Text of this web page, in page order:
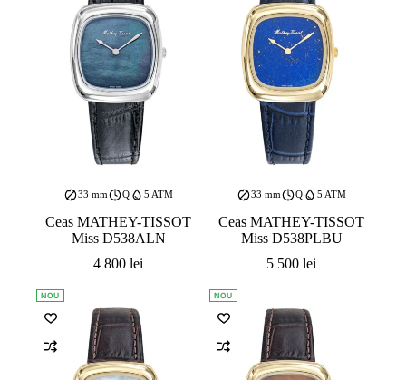
33 mm Q 5 ATM
Ceas MATHEY-TISSOT
Miss D538ALN
4 800lei
33 mm Q 5 ATM
Ceas MATHEY-TISSOT
Miss D538PLBU
5 500lei
NOU NOU